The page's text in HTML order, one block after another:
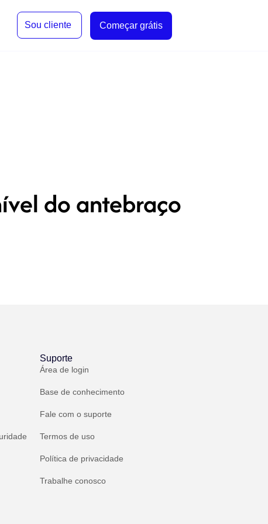
Sou cliente Começar grátis
do antebraço
Suporte
Área de login
Base de conhecimento
Fale com o suporte
Termos de uso
Política de privacidade
Trabalhe conosco